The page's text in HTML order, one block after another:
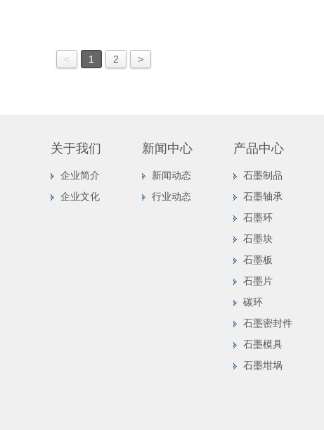
< 1 2 >
关于我们
企业简介
企业文化
新闻中心
新闻动态
行业动态
产品中心
石墨制品
石墨轴承
石墨环
石墨块
石墨板
石墨片
碳环
石墨密封件
石墨模具
石墨坩埚